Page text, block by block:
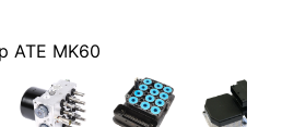
ATE MK60